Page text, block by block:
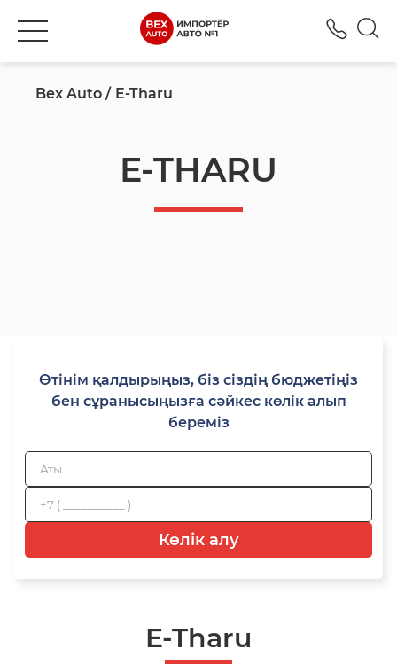
Bex Auto E-Tharu
E-THARU
Өтінім қалдырыңыз, біз сіздің бюджетіңіз
бен сұранысыңызға сәйкес көлік алып
береміз
Көлік алу
E-Tharu